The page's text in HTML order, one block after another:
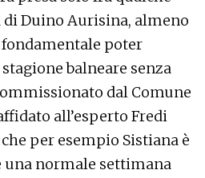
di Duino Aurisina, almeno
poter
balneare senza
dal Comune
all’esperto Fredi
per esempio Sistiana è
una normale settimana